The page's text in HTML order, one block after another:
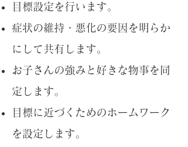
目標設定を行います。
症状の維持・悪化の要因を明らか
にして共有します。
お子さんの強みと好きな物事を同
定します。
目標に近づくためのホームワーク
を設定します。